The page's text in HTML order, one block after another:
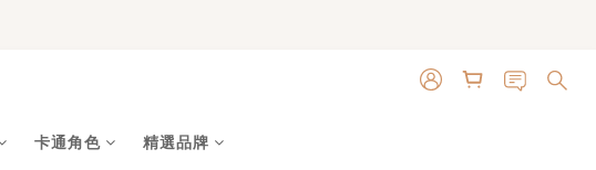
卡通角色 精選品牌